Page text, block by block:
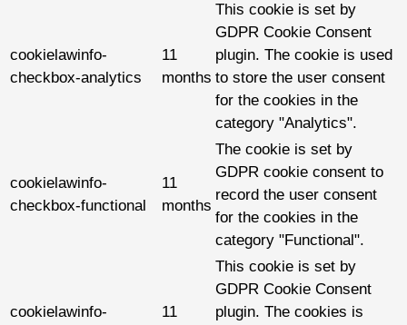
cookielawinfo-
checkbox-analytics
11
months
This cookie is set by
GDPR Cookie Consent
plugin. The cookie is used
to store the user consent
for the cookies in the
category "Analytics".
cookielawinfo-
checkbox-functional
11
months
The cookie is set by
GDPR cookie consent to
record the user consent
for the cookies in the
category "Functional".
cookielawinfo-
11
This cookie is set by
GDPR Cookie Consent
plugin. The cookies is